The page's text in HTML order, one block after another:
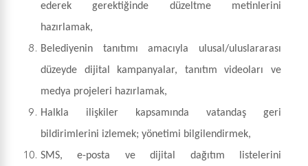
ederek gerektiğinde düzeltme metinlerini
hazırlamak,
Belediyenin tanıtımı amacıyla ulusal/uluslararası
düzeyde dijital kampanyalar, tanıtım videoları ve
medya projeleri hazırlamak,
Halkla ilişkiler kapsamında vatandaş geri
bildirimlerini izlemek; yönetimi bilgilendirmek,
SMS, e-posta ve dijital dağıtım listelerini